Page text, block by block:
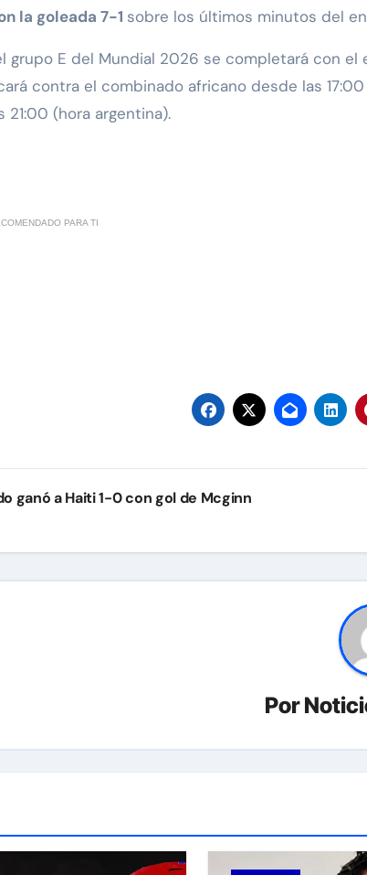
la goleada 7-1 sobre los últimos minutos del
grupo E del Mundial 2026 se completará con el
contra el combinado africano desde las
21:00 (hora argentina).
PARA TI
ganó a Haiti 1-0 con gol de Mcginn
Por